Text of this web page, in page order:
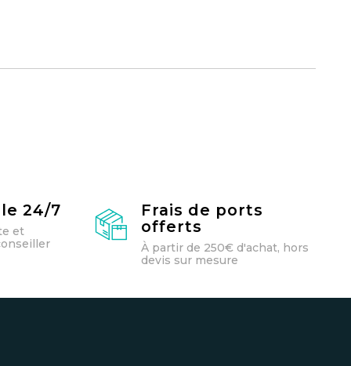
24/7
et
Frais de ports
offerts
À partir de 250€ d'achat, hors
devis sur mesure